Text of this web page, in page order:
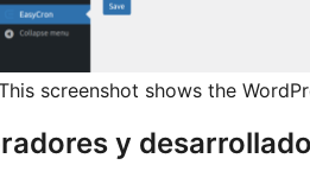
screenshot shows the
y